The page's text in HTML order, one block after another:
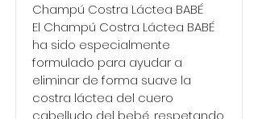
Champú Costra Láctea BABÉ
El Champú Costra Láctea BABÉ
ha sido especialmente
formulado para ayudar a
eliminar de forma suave la
costra láctea del cuero